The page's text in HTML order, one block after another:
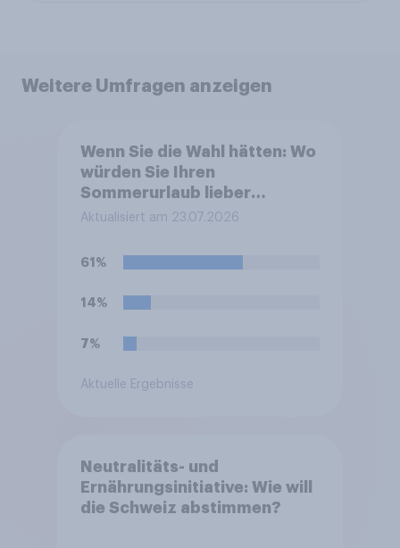
Weitere Umfragen anzeigen
Wenn Sie die Wahl hätten: Wo
würden Sie Ihren
Sommerurlaub lieber
verbringen
Aktualisiert am 23.07.2026
61%
14%
7%
Aktuelle Ergebnisse
Neutralitäts- und
Ernährungsinitiative: Wie will
die Schweiz abstimmen?